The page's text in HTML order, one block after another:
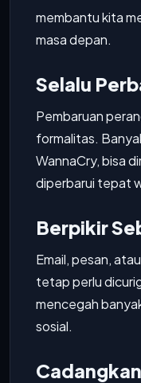
membantu kita
masa depan.
Selalu
Pembaruan
formalitas.
WannaCry, bisa
diperbarui tepat
Berpikir
Email, pesan,
tetap perlu
mencegah
sosial.